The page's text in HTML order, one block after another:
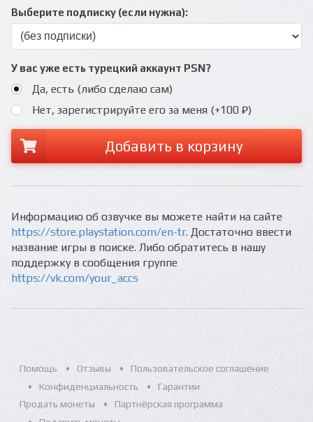
Выберите подписку (если нужна):
У вас уже есть турецкий аккаунт PSN?
Да, есть (либо сделаю сам)
Нет, зарегистрируйте его за меня (+100 ₽)
Добавить в корзину
Информацию об озвучке вы можете найти на сайте
https://store.playstation.com/en-tr. Достаточно ввести
название игры в поиске. Либо обратитесь в нашу
поддержку в сообщения группе
https://vk.com/your_accs
Помощь Отзывы
Пользовательское соглашение
Конфиденциальность
Гарантии
Продать монеты
Партнёрская программа